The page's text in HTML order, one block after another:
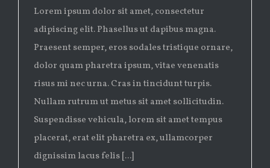
Lorem ipsum dolor sit amet, consectetur
adipiscing elit. Phasellus ut dapibus magna.
Praesent semper, eros sodales tristique ornare,
dolor quam pharetra ipsum, vitae venenatis
risus mi nec urna. Cras in tincidunt turpis.
Nullam rutrum ut metus sit amet sollicitudin.
Suspendisse vehicula, lorem sit amet tempus
placerat, erat elit pharetra ex, ullamcorper
dignissim lacus felis [...]